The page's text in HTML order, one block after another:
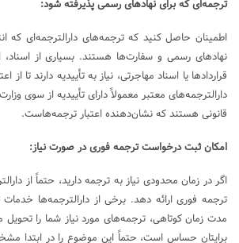
ترجمه‌ای که برای نهادهای رسمی پذیرفته شود:
اطمینان حاصل کنید که ترجمه‌های دارالترجمه‌ای که
نهادهای رسمی و سفارت‌ها هستند. بسیاری از
قراردادها یا اسناد مهاجرتی، نیاز به تأییدیه دارند تا از
دارالترجمه‌های معتبر معمولاً دارای تأییدیه از سوی
قانونی هستند که نشان‌دهنده اعتبار ترجمه‌هاست.
امکان ثبت درخواست ترجمه فوری در صورت نیاز:
اگر در زمان محدودی نیاز به ترجمه دارید، حتماً از
ترجمه فوری ارائه دهد. برخی از دارالترجمه‌ها
مدت زمان کوتاهی، ترجمه‌های مورد نیاز شما را
برایتان حساس است، حتماً این موضوع را در ابتدا